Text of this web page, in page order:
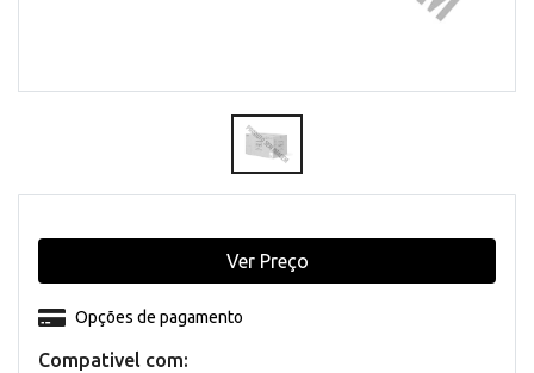
Compativel com:
Opções de pagamento
Ver Preço